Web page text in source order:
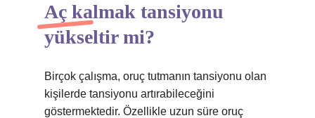
Aç kalmak tansiyonu
yükseltir mi?
Birçok çalışma, oruç tutmanın tansiyonu olan
kişilerde tansiyonu artırabileceğini
göstermektedir. Özellikle uzun süre oruç